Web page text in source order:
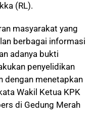
(RL).
masyarakat yang
berbagai informasi
adanya bukti
penyelidikan
dengan menetapkan
Wakil Ketua KPK
di Gedung Merah